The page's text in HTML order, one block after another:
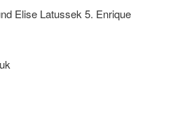
Elise Latussek 5. Enrique